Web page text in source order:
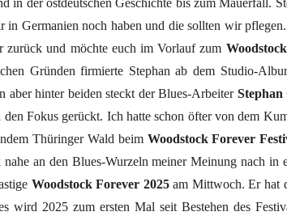
in der ostdeutschen Geschichte bis zum Mauerfall.
in Germanien noch haben und die sollten wir
zurück und möchte euch im Vorlauf zum
Gründen firmierte Stephan ab dem Studio-
aber hinter beiden steckt der Blues-Arbeiter
den Fokus gerückt. Ich hatte schon öfter von dem
Thüringer Wald beim Woodstock Forever
an den Blues-Wurzeln meiner Meinung nach
Woodstock Forever 2025am Mittwoch. Er hat
wird 2025 zum ersten Mal seit Bestehen des